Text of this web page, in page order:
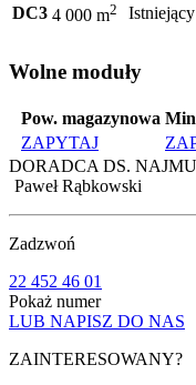
DC3 4 000 m2 Istniejący
Wolne moduły
Pow. magazynowa
ZAPYTAJ
DORADCA DS. NAJMU
Paweł Rąbkowski
Zadzwoń
22 452 46 01
Pokaż numer
LUB NAPISZ DO NAS
ZAINTERESOWANY?